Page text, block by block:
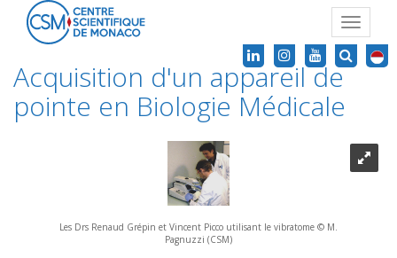
Toggle
Acquisition d'un appareil de
pointe en Biologie Médicale
Les Drs Renaud Grépin et Vincent Picco utilisant le vibratome © M.
Pagnuzzi (CSM)